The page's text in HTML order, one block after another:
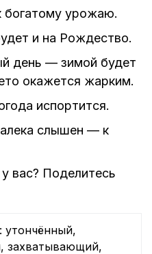
урожаю.
и на Рождество.
день — зимой будет
окажется жарким.
испортится.
слышен — к
вас? Поделитесь
утончённый,
захватывающий,